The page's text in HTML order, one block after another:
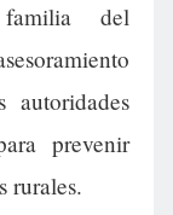
familia del
prevenir
rurales.